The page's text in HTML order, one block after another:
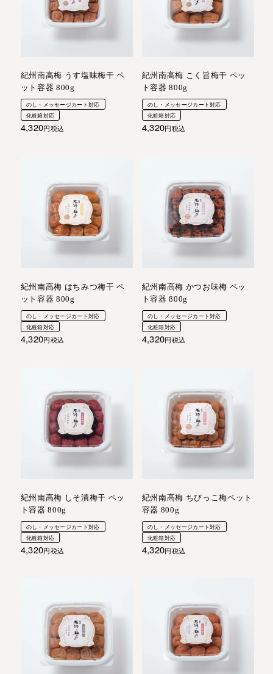
紀州南高梅 うす塩味梅干 ペ
ット容器 800g
のし・メッセージカート対応
化粧箱対応
4,320 税込
紀州南高梅 こく旨梅干 ペッ
ト容器 800g
のし・メッセージカート対応
化粧箱対応
4,320 税込
紀州南高梅 はちみつ梅干 ペ
ット容器 800g
のし・メッセージカート対応
化粧箱対応
4,320 税込
紀州南高梅 かつお味梅 ペッ
ト容器 800g
のし・メッセージカート対応
化粧箱対応
4,320 税込
紀州南高梅 しそ漬梅干 ペッ
ト容器 800g
のし・メッセージカート対応
化粧箱対応
4,320 税込
紀州南高梅 ちびっこ梅ペット
容器 800g
のし・メッセージカート対応
化粧箱対応
4,320 税込